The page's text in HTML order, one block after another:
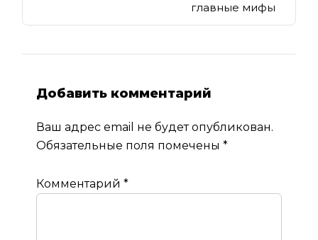
главные мифы
Добавить комментарий
Ваш адрес email не будет опубликован.
Обязательные поля помечены *
Комментарий *